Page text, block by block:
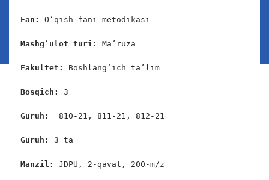
Fan: O‘qish fani metodikasi
Mashg‘ulot turi: Ma’ruza
Fakultet: Boshlang‘ich ta’lim
Bosqich: 3
Guruh: 810-21, 811-21, 812-21
Guruh: 3 ta
Manzil: JDPU, 2-qavat, 200-m/z